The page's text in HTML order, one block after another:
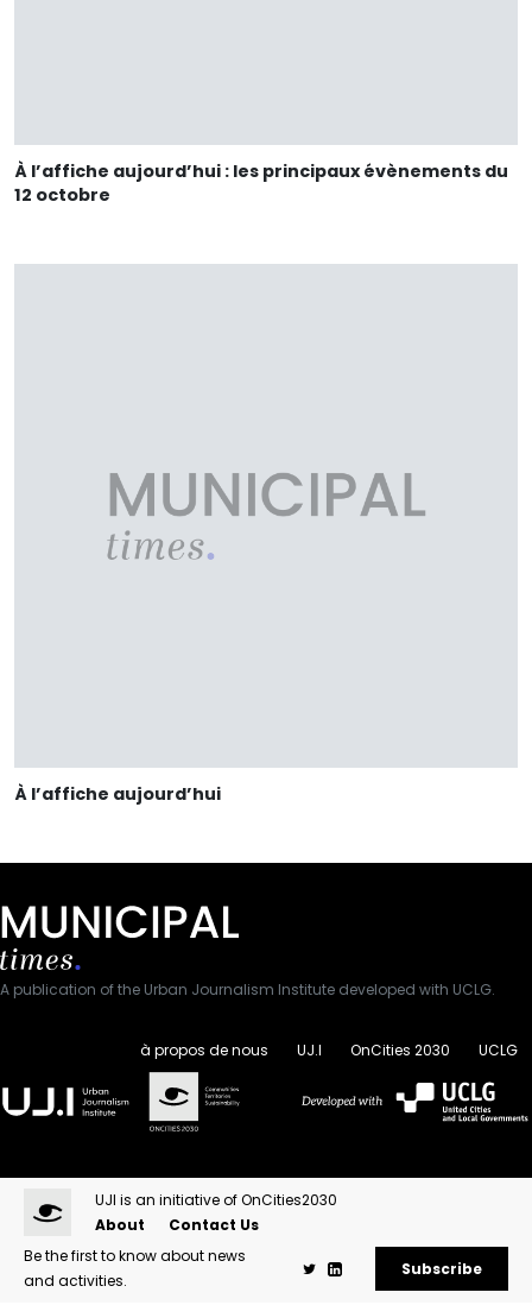
À l’affiche aujourd’hui : les principaux évènements du
12 octobre
À l’affiche aujourd’hui
A publication of the Urban Journalism Institute developed with UCLG.
à propos de nous UJ.I OnCities 2030 UCLG
UJI is an initiative of OnCities2030
About
Contact Us
Be the first to know about news
and activities.
Subscribe